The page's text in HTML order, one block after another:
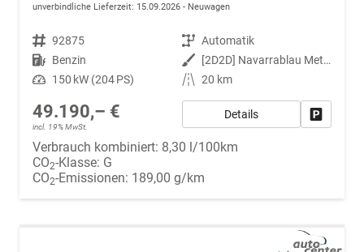
unverbindliche Lieferzeit: 15.09.2026 Neuwagen
Fahrzeugnr. 92875 Getriebe Automatik
Kraftstoff Benzin Außenfarbe
[2D2D] Navarrablau Metallic
Leistung 150 kW (204 PS) Kilometerstand 20 km
49.190,– €
incl. 19% MwSt.
Details
Verbrauch kombiniert: 8,30 l/100km
CO2-Klasse: G
CO2-Emissionen: 189,00 g/km